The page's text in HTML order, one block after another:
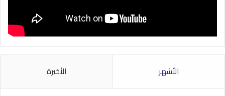
الأشهر الأخيرة